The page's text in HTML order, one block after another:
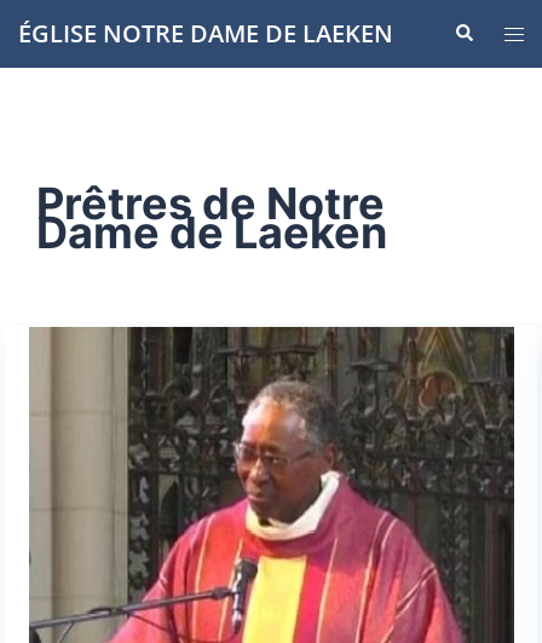
ÉGLISE NOTRE DAME DE LAEKEN
Prêtres de Notre
Dame de Laeken